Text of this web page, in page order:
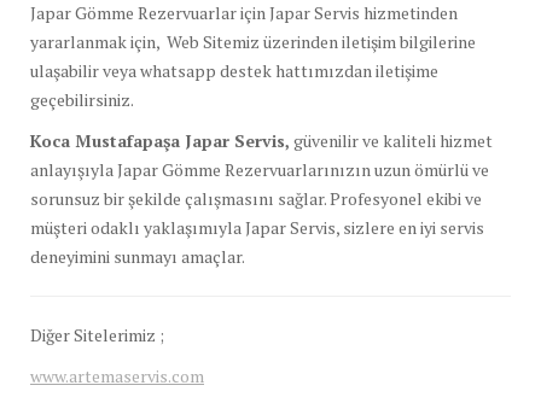
Japar Gömme Rezervuarlar için Japar Servis hizmetinden
yararlanmak için, Web Sitemiz üzerinden iletişim bilgilerine
ulaşabilir veya whatsapp destek hattımızdan iletişime
geçebilirsiniz.
Koca Mustafapaşa Japar Servis, güvenilir ve kaliteli hizmet
anlayışıyla Japar Gömme Rezervuarlarınızın uzun ömürlü ve
sorunsuz bir şekilde çalışmasını sağlar. Profesyonel ekibi ve
müşteri odaklı yaklaşımıyla Japar Servis, sizlere en iyi servis
deneyimini sunmayı amaçlar.
Diğer Sitelerimiz ;
www.artemaservis.com